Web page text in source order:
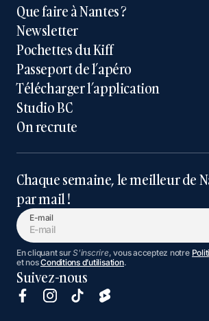
Que faire à Nantes ?
Newsletter
Pochettes du Kiff
Passeport de l’apéro
Télécharger l’application
Studio BC
On recrute
Chaque semaine, le meilleur de
par mail !
E-mail
En cliquant surS'inscrire, vous acceptez notre
et nosConditions d’utilisation.
Suivez-nous